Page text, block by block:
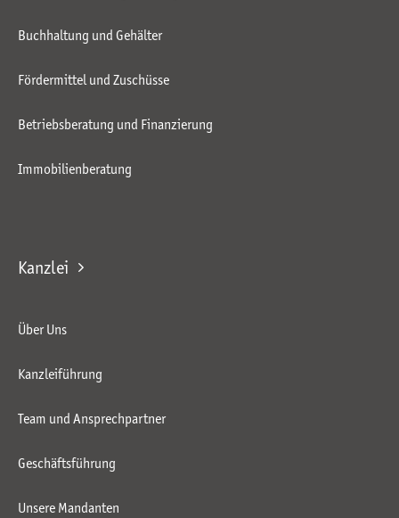
Buchhaltung und Gehälter
Fördermittel und Zuschüsse
Betriebsberatung und Finanzierung
Immobilienberatung
Kanzlei
Über Uns
Kanzleiführung
Team und Ansprechpartner
Geschäftsführung
Unsere Mandanten